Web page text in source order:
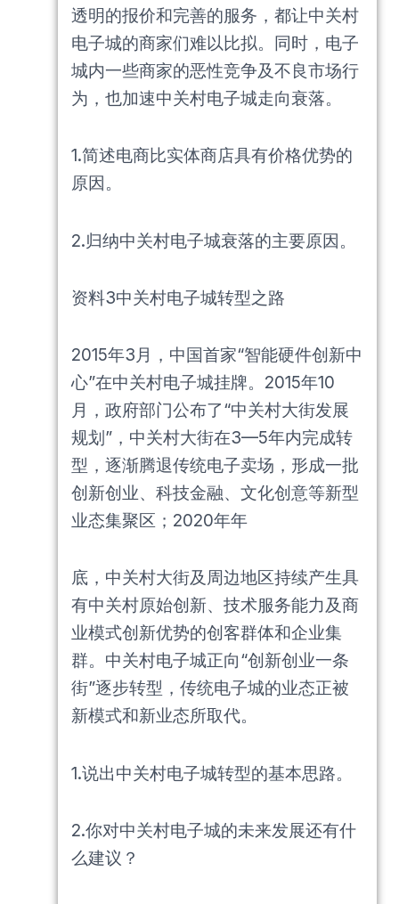
透明的报价和完善的服务，都让中关村
电子城的商家们难以比拟。同时，电子
城内一些商家的恶性竞争及不良市场行
为，也加速中关村电子城走向衰落。
1.简述电商比实体商店具有价格优势的
原因。
2.归纳中关村电子城衰落的主要原因。
资料3中关村电子城转型之路
2015年3月，中国首家“智能硬件创新中
心”在中关村电子城挂牌。2015年10
月，政府部门公布了“中关村大街发展
规划”，中关村大街在3—5年内完成转
型，逐渐腾退传统电子卖场，形成一批
创新创业、科技金融、文化创意等新型
业态集聚区；2020年年
底，中关村大街及周边地区持续产生具
有中关村原始创新、技术服务能力及商
业模式创新优势的创客群体和企业集
群。中关村电子城正向“创新创业一条
街”逐步转型，传统电子城的业态正被
新模式和新业态所取代。
1.说出中关村电子城转型的基本思路。
2.你对中关村电子城的未来发展还有什
么建议？